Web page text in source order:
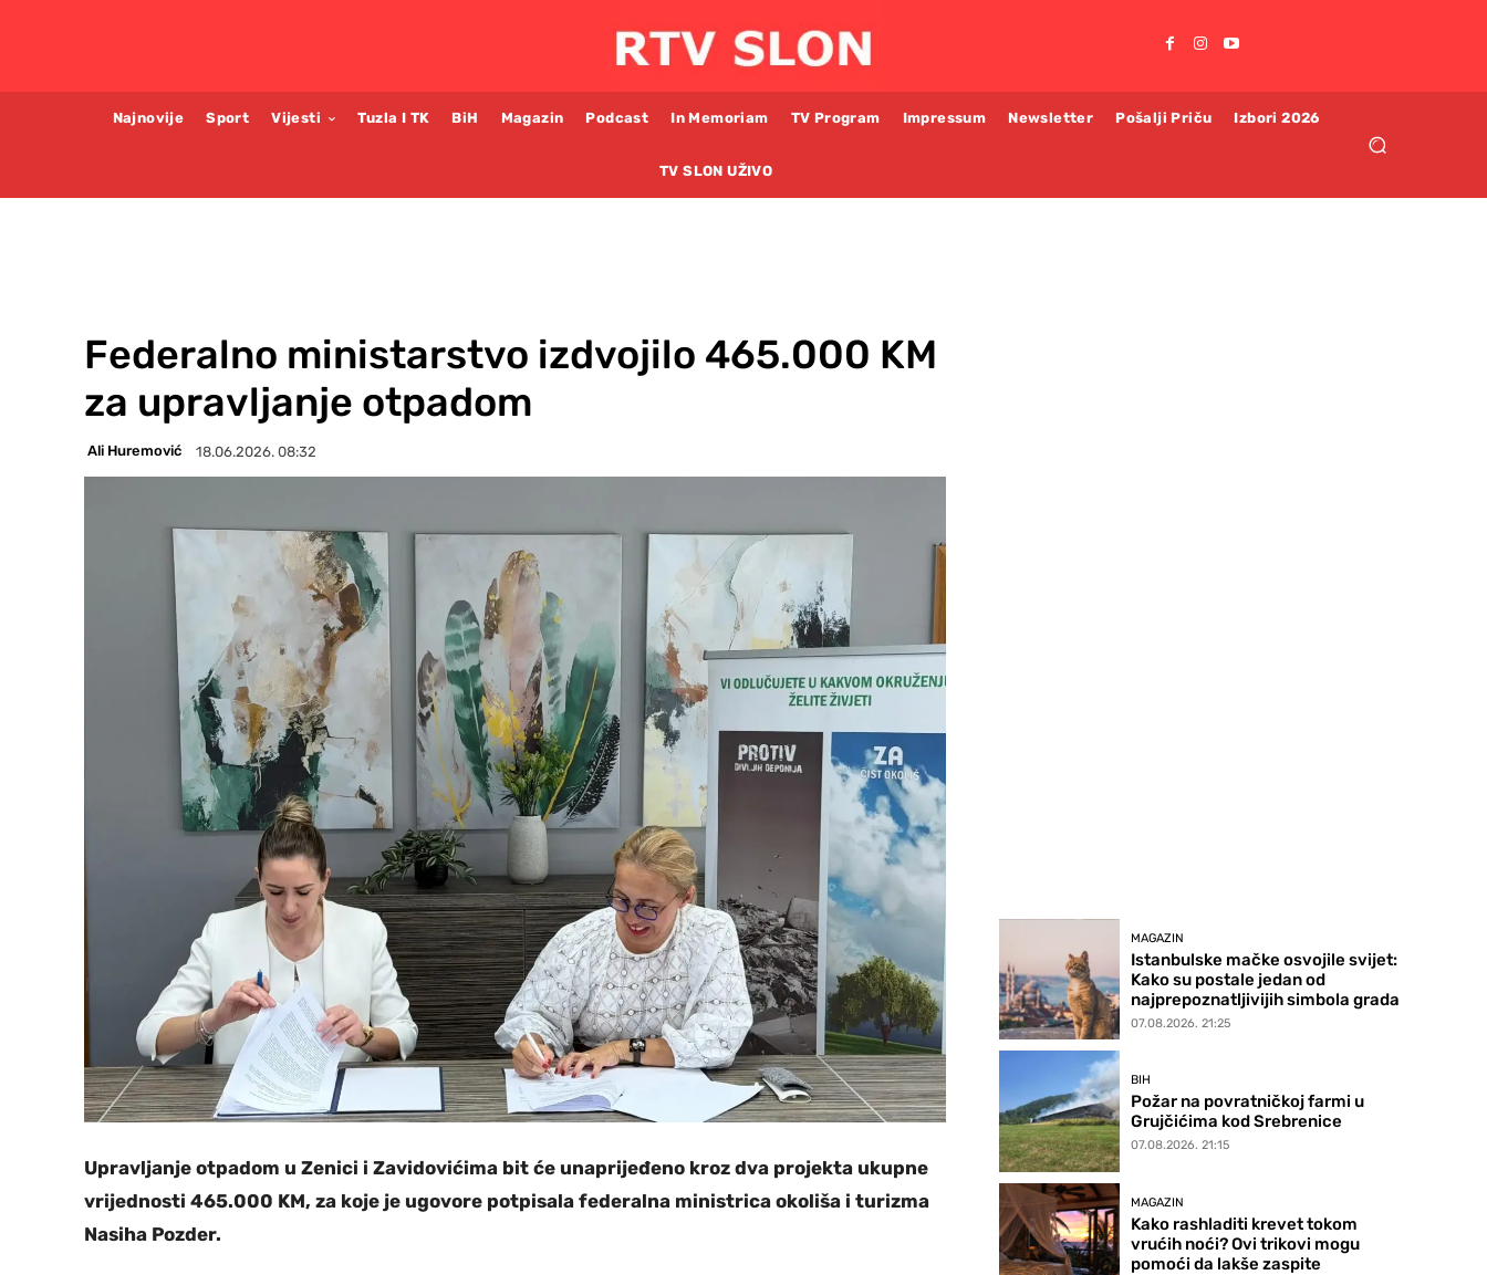
Najnovije Sport Vijesti Tuzla I TK BiH Magazin Podcast In Memoriam TV Program Impressum Newsletter Pošalji Priču Izbori 2026
TV SLON UŽIVO
Federalno ministarstvo izdvojilo 465.000 KM
za upravljanje otpadom
Ali Huremović 18.06.2026. 08:32
Upravljanje otpadom u Zenici i Zavidovićima bit će unaprijeđeno kroz dva projekta ukupne
vrijednosti 465.000 KM, za koje je ugovore potpisala federalna ministrica okoliša i turizma
Nasiha Pozder.
MAGAZIN
Istanbulske mačke osvojile svijet:
Kako su postale jedan od
najprepoznatljivijih simbola grada
07.08.2026. 21:25
BIH
Požar na povratničkoj farmi u
Grujčićima kod Srebrenice
07.08.2026. 21:15
MAGAZIN
Kako rashladiti krevet tokom
vrućih noći? Ovi trikovi mogu
pomoći da lakše zaspite